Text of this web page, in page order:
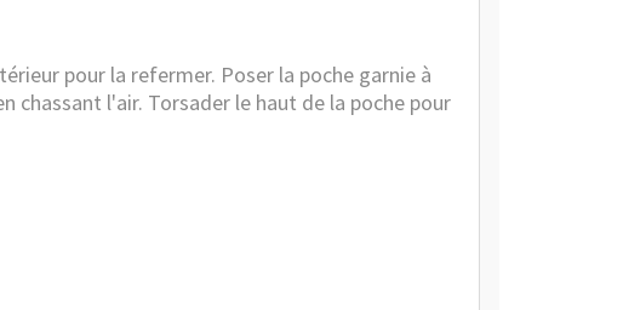
pour la refermer. Poser la poche garnie à
chassant l'air. Torsader le haut de la poche pour